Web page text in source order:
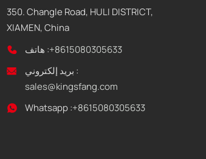
350. Changle Road, HULI DISTRICT,
XIAMEN, China
هاتف :+8615080305633
بريد إلكتروني :
sales@kingsfang.com
Whatsapp :+8615080305633